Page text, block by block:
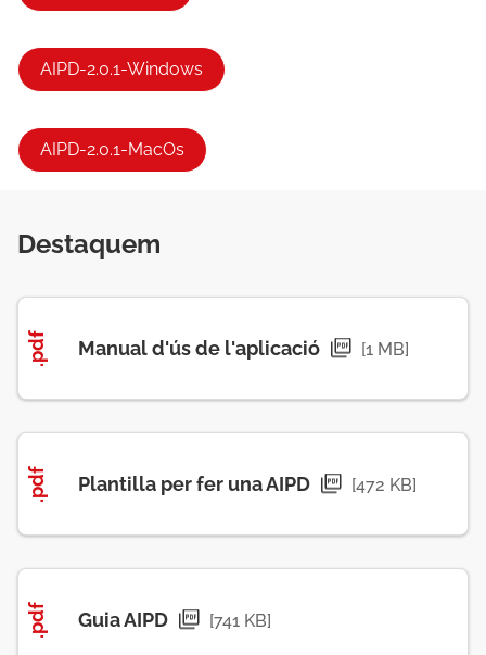
AIPD-2.0.1-Windows
AIPD-2.0.1-MacOs
Destaquem
.pdf Manual d'ús de l'aplicació [1 MB]
.pdf Plantilla per fer una AIPD [472 KB]
.pdf Guia AIPD [741 KB]